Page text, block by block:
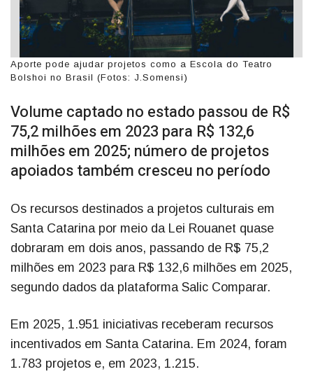
Aporte pode ajudar projetos como a Escola do Teatro
Bolshoi no Brasil (Fotos: J.Somensi)
Volume captado no estado passou de R$
75,2 milhões em 2023 para R$ 132,6
milhões em 2025; número de projetos
apoiados também cresceu no período
Os recursos destinados a projetos culturais em
Santa Catarina por meio da Lei Rouanet quase
dobraram em dois anos, passando de R$ 75,2
milhões em 2023 para R$ 132,6 milhões em 2025,
segundo dados da plataforma Salic Comparar.
Em 2025, 1.951 iniciativas receberam recursos
incentivados em Santa Catarina. Em 2024, foram
1.783 projetos e, em 2023, 1.215.